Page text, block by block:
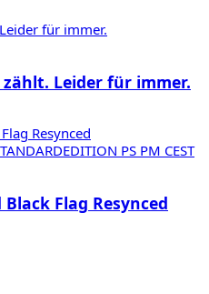
für immer.
Leider für immer.
Resynced
Black Flag Resynced